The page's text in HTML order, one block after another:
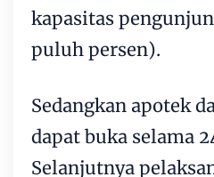
kapasitas
puluh persen).
Sedangkan apotek
dapat buka selama
Selanjutnya